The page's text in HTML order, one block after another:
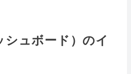
ュボード）のイ